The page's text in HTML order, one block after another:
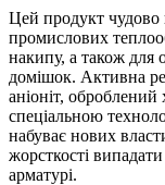
Цей продукт чудово
промислових
накипу, а також для
домішок. Активна
аніоніт,
спеціальною
набуває нових
жорсткості
арматурі.